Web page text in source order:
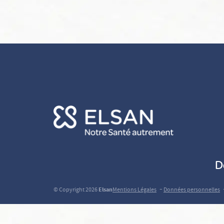
© Copyright 2026ElsanMentions Légales -Données personnelles